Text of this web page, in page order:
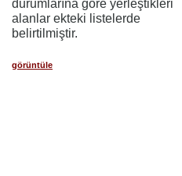
durumlarına göre yerleştikleri
alanlar ekteki listelerde
belirtilmiştir.
görüntüle